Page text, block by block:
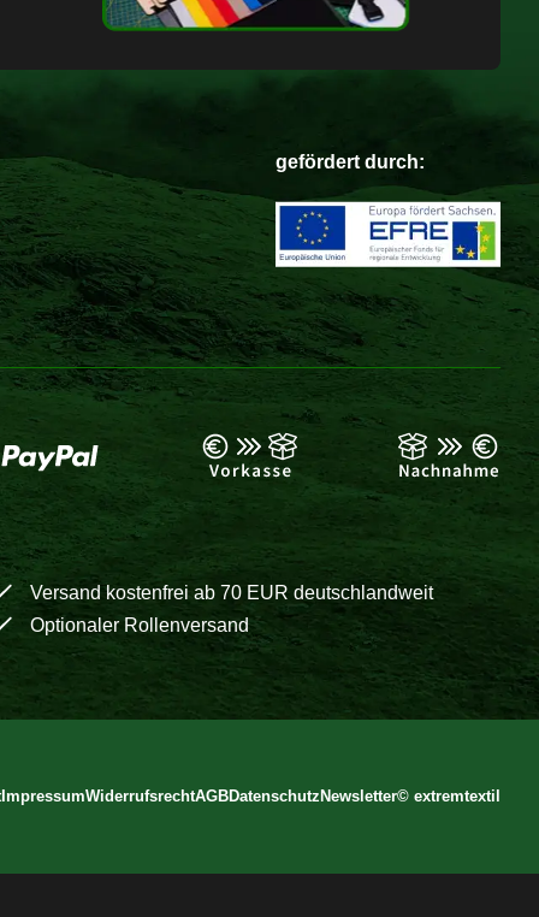
gefördert durch:
Versand kostenfrei ab 70 EUR deutschlandweit
Optionaler Rollenversand
ImpressumWiderrufsrechtAGBDatenschutz Newsletter© extremtextil